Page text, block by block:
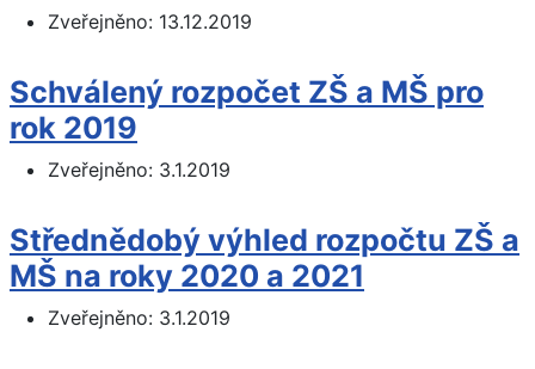
Zveřejněno: 13.12.2019
Schválený rozpočet ZŠ a MŠ pro
rok 2019
Zveřejněno: 3.1.2019
Střednědobý výhled rozpočtu ZŠ a
MŠ na roky 2020 a 2021
Zveřejněno: 3.1.2019